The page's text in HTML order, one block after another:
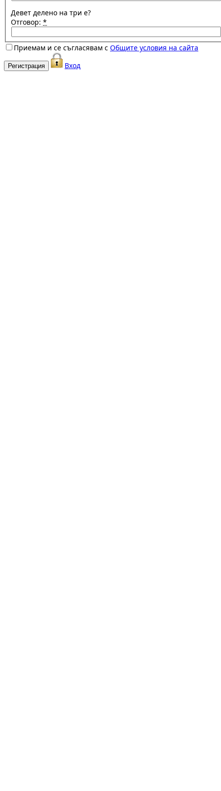
Девет делено на три е?
Отговор:*
Приемам и се съгласявам с Общите условия на сайта
Вход